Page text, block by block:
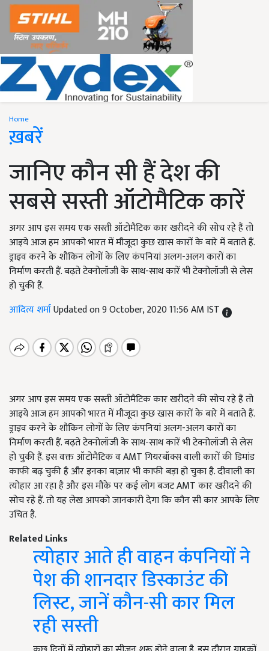
Home
ख़बरें
जानिए कौन सी हैं देश की
सबसे सस्ती ऑटोमैटिक कारें
अगर आप इस समय एक सस्ती ऑटोमैटिक कार खरीदने की सोच रहे हैं तो
आइये आज हम आपको भारत में मौजूदा कुछ खास कारों के बारे में बताते हैं.
ड्राइव करने के शौकिन लोगों के लिए कंपनियां अलग-अलग कारों का
निर्माण करती हैं. बढ़ते टेक्नोलॉजी के साथ-साथ कारें भी टेक्नोलॉजी से लेस
हो चुकी हैं.
आदित्य शर्माUpdated on 9 October, 2020 11:56 AM IST
अगर आप इस समय एक सस्ती ऑटोमैटिक कार खरीदने की सोच रहे हैं तो
आइये आज हम आपको भारत में मौजूदा कुछ खास कारों के बारे में बताते हैं.
ड्राइव करने के शौकिन लोगों के लिए कंपनियां अलग-अलग कारों का
निर्माण करती हैं. बढ़ते टेक्नोलॉजी के साथ-साथ कारें भी टेक्नोलॉजी से लेस
हो चुकी हैं. इस वक्त ऑटोमैटिक वAMTगियरबॉक्स वाली कारों की डिमांड
काफी बढ़ चुकी है और इनका बाज़ार भी काफी बड़ा हो चुका है. दीवाली का
त्योहार आ रहा है और इस मौके पर कई लोग बजटAMTकार खरीदने की
सोच रहे हैं. तो यह लेख आपको जानकारी देगा कि कौन सी कार आपके लिए
उचित है.
Related Links
त्योहार आते ही वाहन कंपनियों ने
पेश की शानदार डिस्काउंट की
लिस्ट, जानें कौन-सी कार मिल
रही सस्ती